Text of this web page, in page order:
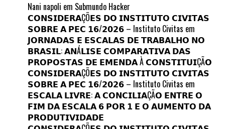
Nani napoli em Submundo Hacker
𝗖𝗢𝗡𝗦𝗜𝗗𝗘𝗥𝗔ÇÕ𝗘𝗦 𝗗𝗢 𝗜𝗡𝗦𝗧𝗜𝗧𝗨𝗧𝗢 𝗖𝗜𝗩𝗜𝗧𝗔𝗦
𝗦𝗢𝗕𝗥𝗘 𝗔 𝗣𝗘𝗖 𝟭𝟲/𝟮𝟬𝟮𝟲 – Instituto Civitas em
𝗝𝗢𝗥𝗡𝗔𝗗𝗔𝗦 𝗘 𝗘𝗦𝗖𝗔𝗟𝗔𝗦 𝗗𝗘 𝗧𝗥𝗔𝗕𝗔𝗟𝗛𝗢 𝗡𝗢
𝗕𝗥𝗔𝗦𝗜𝗟: 𝗔𝗡Á𝗟𝗜𝗦𝗘 𝗖𝗢𝗠𝗣𝗔𝗥𝗔𝗧𝗜𝗩𝗔 𝗗𝗔𝗦
𝗣𝗥𝗢𝗣𝗢𝗦𝗧𝗔𝗦 𝗗𝗘 𝗘𝗠𝗘𝗡𝗗𝗔 À 𝗖𝗢𝗡𝗦𝗧𝗜𝗧𝗨𝗜ÇÃ𝗢
𝗖𝗢𝗡𝗦𝗜𝗗𝗘𝗥𝗔ÇÕ𝗘𝗦 𝗗𝗢 𝗜𝗡𝗦𝗧𝗜𝗧𝗨𝗧𝗢 𝗖𝗜𝗩𝗜𝗧𝗔𝗦
𝗦𝗢𝗕𝗥𝗘 𝗔 𝗣𝗘𝗖 𝟭𝟲/𝟮𝟬𝟮𝟲 – Instituto Civitas em
𝗘𝗦𝗖𝗔𝗟𝗔 𝗟𝗜𝗩𝗥𝗘: 𝗔 𝗖𝗢𝗡𝗖𝗜𝗟𝗜𝗔ÇÃ𝗢 𝗘𝗡𝗧𝗥𝗘 𝗢
𝗙𝗜𝗠 𝗗𝗔 𝗘𝗦𝗖𝗔𝗟𝗔 𝟲 𝗣𝗢𝗥 𝟭 𝗘 𝗢 𝗔𝗨𝗠𝗘𝗡𝗧𝗢 𝗗𝗔
𝗣𝗥𝗢𝗗𝗨𝗧𝗜𝗩𝗜𝗗𝗔𝗗𝗘